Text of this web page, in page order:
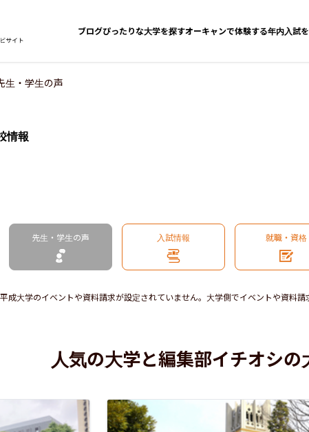
ブログぴったりな大学を探すオーキャンで体験する年内入試
生・学生の声
情報
先生・学生の声 入試情報 就職・資格
成大学のイベントや資料請求が設定されていません。大学側でイベントや資料請
人気の大学と編集部イチオシの